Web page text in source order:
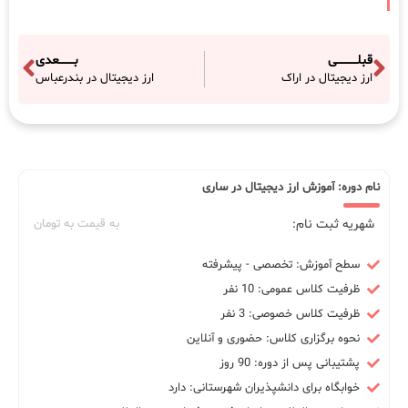
قبلـــــــــــی
ارز دیجیتال در اراک
بــــــــعدی
ارز دیجیتال در بندرعباس
نام دوره: آموزش ارز دیجیتال در ساری
شهریه ثبت نام: به قیمت به تومان
سطح آموزش: تخصصی - پیشرفته
ظرفیت کلاس عمومی: 10 نفر
ظرفیت کلاس خصوصی: 3 نفر
نحوه برگزاری کلاس: حضوری و آنلاین
پشتیبانی پس از دوره: 90 روز
خوابگاه برای دانشپذیران شهرستانی: دارد